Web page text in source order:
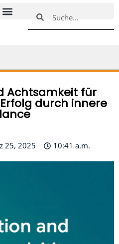
Achtsamkeit für
durch innere
25, 2025 10:41 a.m.